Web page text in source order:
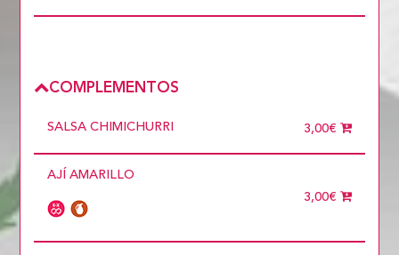
COMPLEMENTOS
SALSA CHIMICHURRI 3,00€
AJÍ AMARILLO
3,00€